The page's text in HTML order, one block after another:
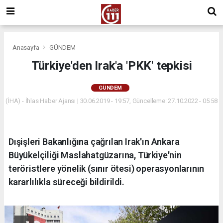
Anasayfa GÜNDEM
Türkiye'den Irak'a 'PKK' tepkisi
GÜNDEM
(İHA) - İhlas Haber Ajansı | 30.06.2019 - 19:57, Güncelleme: 27.10.2022 - 05:58
Dışişleri Bakanlığına çağrılan Irak'ın Ankara
Büyükelçiliği Maslahatgüzarına, Türkiye'nin
teröristlere yönelik (sınır ötesi) operasyonlarının
kararlılıkla süreceği bildirildi.